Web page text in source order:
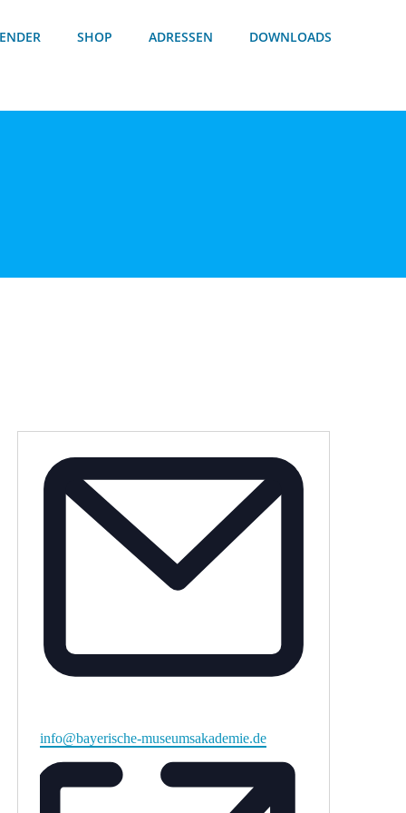
SHOP ADRESSEN DOWNLOADS
Email
info@bayerische-museumsakademie.de